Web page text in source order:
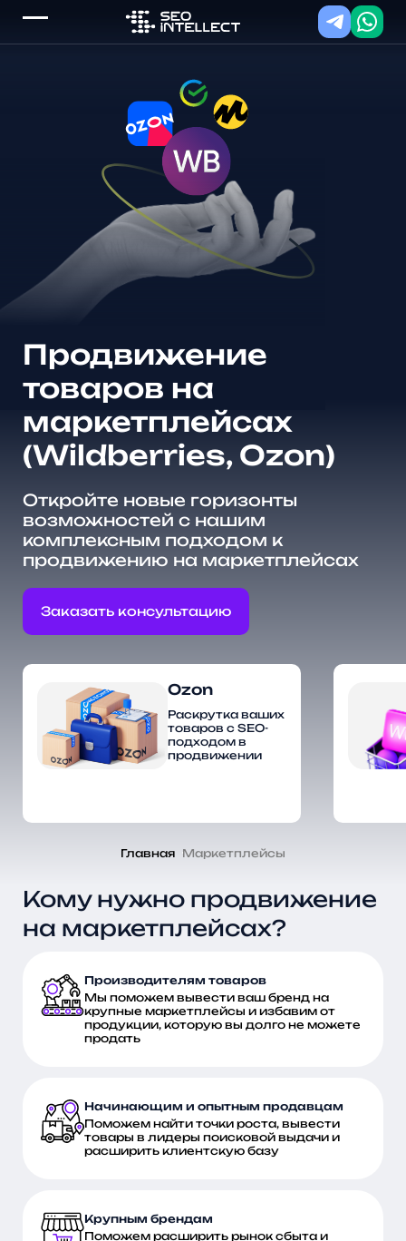
Продвижение
товаров на
маркетплейсах
(Wildberries, Ozon)
Откройте новые горизонты
возможностей с нашим
комплексным подходом к
продвижению на маркетплейсах
Заказать консультацию
Ozon
Раскрутка ваших
товаров с SEO-
подходом в
продвижении
Главная Маркетплейсы
Кому нужно продвижение
на маркетплейсах?
Производителям товаров
Мы поможем вывести ваш бренд на
крупные маркетплейсы и избавим от
продукции, которую вы долго не можете
продать
Начинающим и опытным продавцам
Поможем найти точки роста, вывести
товары в лидеры поисковой выдачи и
расширить клиентскую базу
Крупным брендам
Поможем расширить рынок сбыта и